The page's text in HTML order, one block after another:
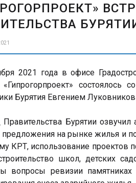
2021 года в офисе
«Гипрогорпроект» состоялось
Бурятия Евгением
Бурятии
предложения на рынке жилья и
КРТ, использование проектов
школ, детских
вопросы ревизии